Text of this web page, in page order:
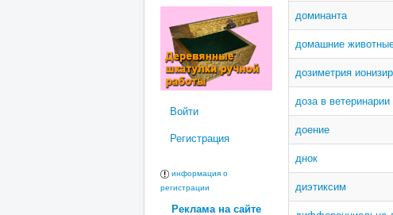
Войти
Регистрация
информация о
регистрации
Реклама на сайте
доминанта
домашние
дозиметрия
доза в ветеринарии
доение
днок
диэтиксим